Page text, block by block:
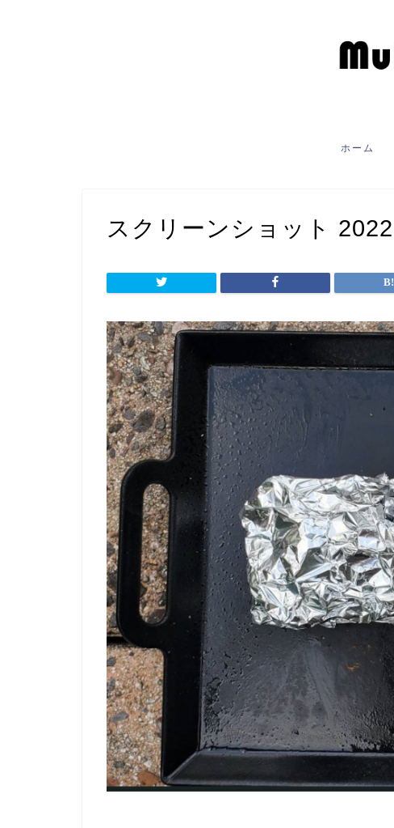
ホーム
スクリーンショット